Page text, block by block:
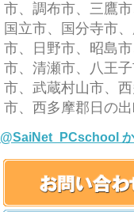
市、調布市、三鷹
国立市、国分寺市
市、日野市、昭島
市、清瀬市、八王
市、武蔵村山市、
市、西多摩郡日の
@SaiNet_PCschool